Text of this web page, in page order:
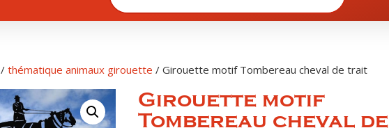
/thématique animaux girouette / Girouette motif Tombereau cheval de trait
Girouette motif
Tombereau cheval de